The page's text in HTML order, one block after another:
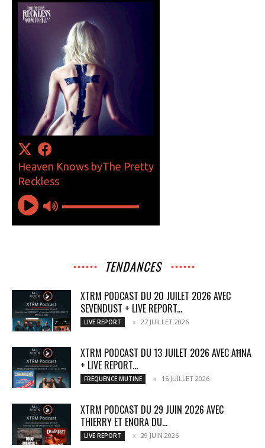
TENDANCES
XTRM PODCAST DU 20 JUILET 2026 AVEC
SEVENDUST + LIVE REPORT...
LIVE REPORT 27 JUILLET 2026
XTRM PODCAST DU 13 JUILET 2026 AVEC AĦNA
+ LIVE REPORT...
FREQUENCE MUTINE 15 JUILLET 2026
XTRM PODCAST DU 29 JUIN 2026 AVEC
THIERRY ET ENORA DU...
LIVE REPORT 29 JUIN 2026